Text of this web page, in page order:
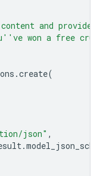
and provide
won a free
.create(
json" ,
.